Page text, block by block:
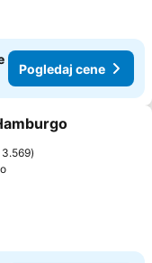
Pogledaj cene
favorite
3.569